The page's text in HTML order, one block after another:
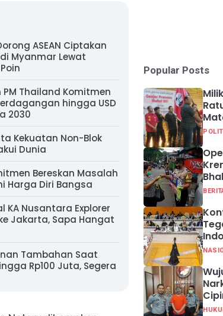
ASEAN Ciptakan
Myanmar Lewat
PM Thailand Komitmen
hingga USD
2030
Kekuatan Non-Blok
Dunia
Bereskan Masalah
Harga Diri Bangsa
KA Nusantara Explorer
Jakarta, Sapa Hangat
Tambahan Saat
Rp100 Juta, Segera
Popular Posts